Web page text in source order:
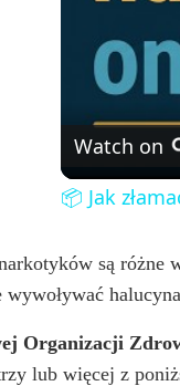
Watch on
📦 Jak
są
wywoływać
Organizacji
lub więcej z